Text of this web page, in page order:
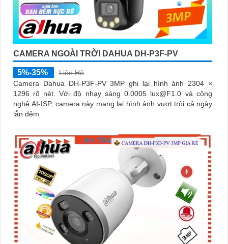
CAMERA NGOÀI TRỜI DAHUA DH-P3F-PV
5%-35%
Liên Hệ
Camera Dahua DH-P3F-PV 3MP ghi lại hình ảnh 2304 ×
1296 rõ nét. Với độ nhạy sáng 0.0005 lux@F1.0 và công
nghệ AI-ISP, camera này mang lại hình ảnh vượt trội cả ngày
lẫn đêm